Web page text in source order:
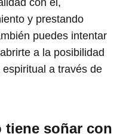
con él,
y prestando
puedes intentar
a la posibilidad
a través de
tiene soñar con